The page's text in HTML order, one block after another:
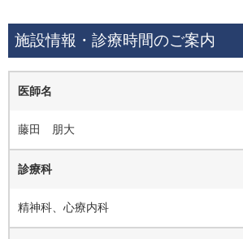
施設情報・診療時間のご案内
医師名
藤田 朋大
診療科
精神科、心療内科